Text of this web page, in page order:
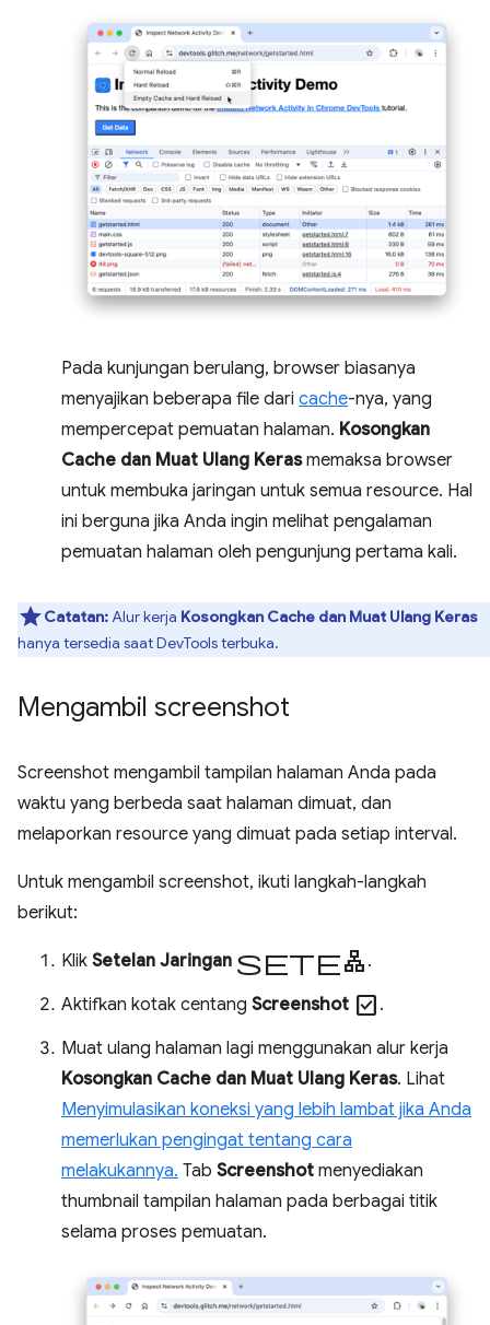
Pada kunjungan berulang, browser biasanya
menyajikan beberapa file dari cache-nya, yang
mempercepat pemuatan halaman. Kosongkan
Cache dan Muat Ulang Kerasmemaksa browser
untuk membuka jaringan untuk semua resource. Hal
ini berguna jika Anda ingin melihat pengalaman
pemuatan halaman oleh pengunjung pertama kali.
Catatan:Alur kerja Kosongkan Cache dan Muat Ulang Keras
hanya tersedia saat DevTools terbuka.
Mengambil screenshot
Screenshot mengambil tampilan halaman Anda pada
waktu yang berbeda saat halaman dimuat, dan
melaporkan resource yang dimuat pada setiap interval.
Untuk mengambil screenshot, ikuti langkah-langkah
berikut:
Klik Setelan Jaringan setelan .
Aktifkan kotak centang Screenshot check_box .
Muat ulang halaman lagi menggunakan alur kerja
Kosongkan Cache dan Muat Ulang Keras. Lihat
Menyimulasikan koneksi yang lebih lambat jika Anda
memerlukan pengingat tentang cara
melakukannya. Tab Screenshot menyediakan
thumbnail tampilan halaman pada berbagai titik
selama proses pemuatan.